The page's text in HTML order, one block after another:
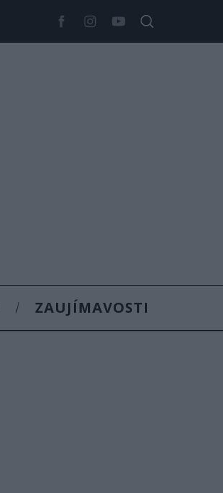
ZAUJÍMAVOSTI